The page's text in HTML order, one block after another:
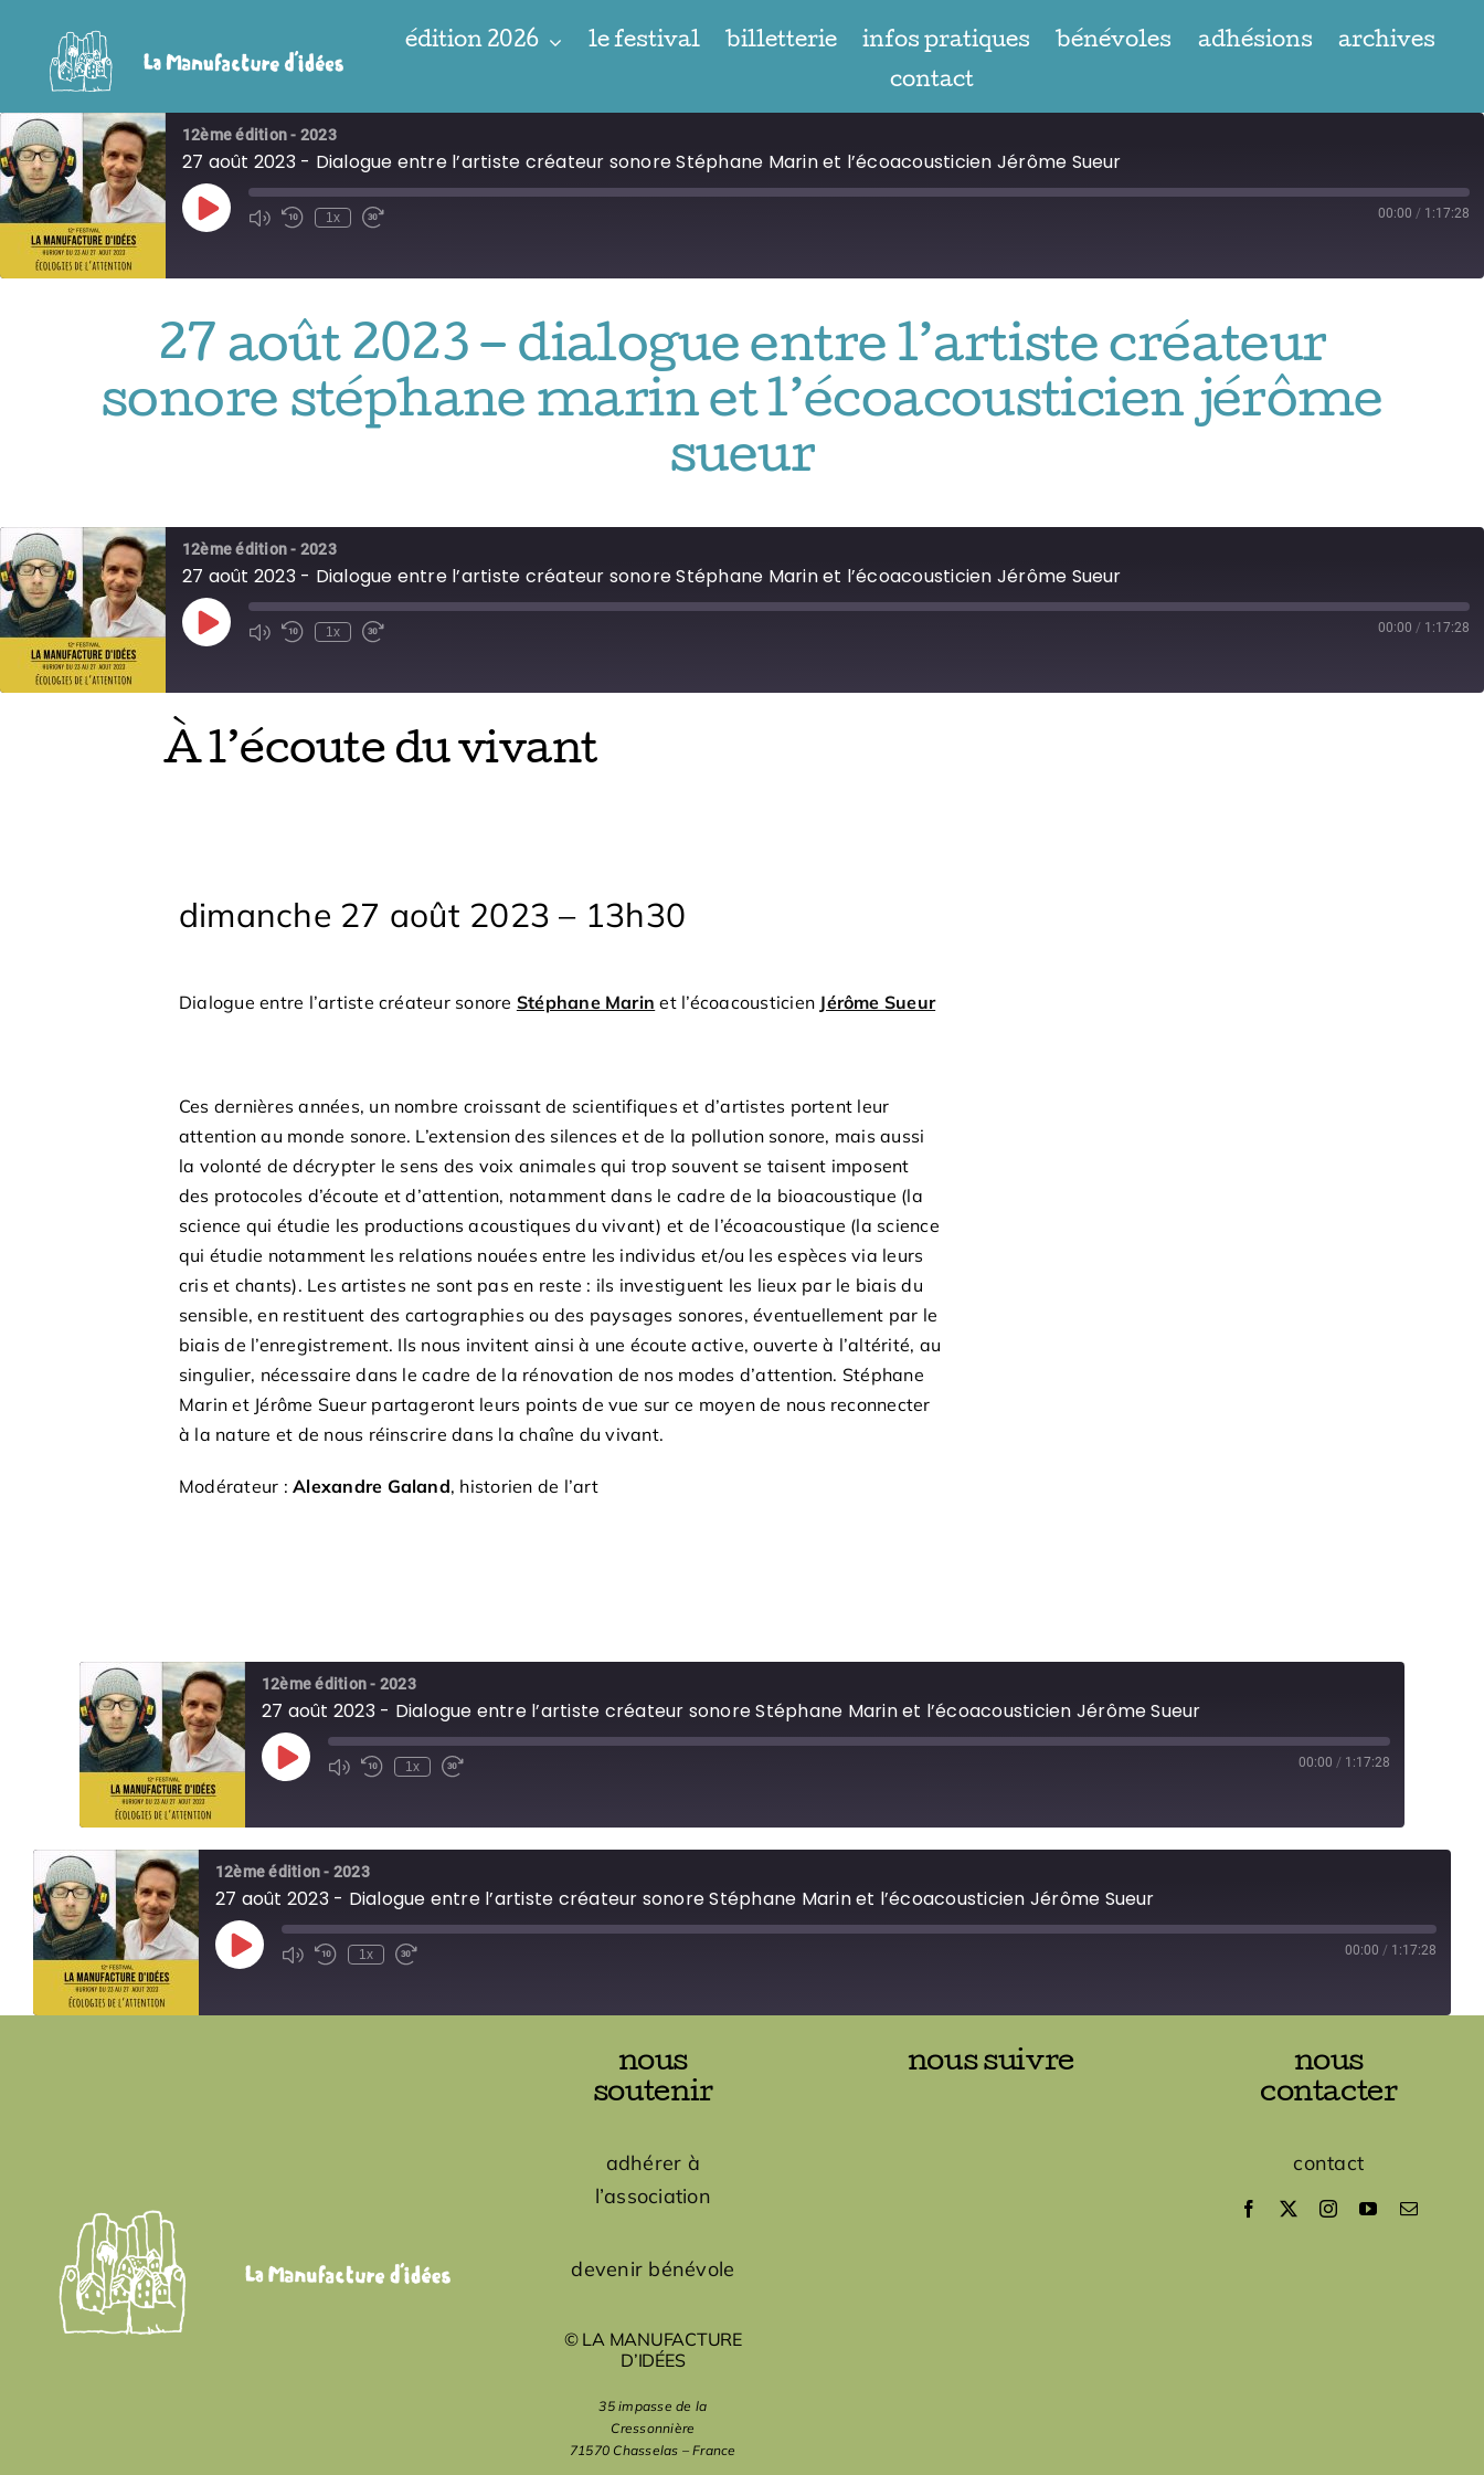
contenu
édition 2026 le festival billetterie infos pratiques bénévoles adhésions
archives
contact
12ème édition - 2023
27 août 2023 - Dialogue entre l’artiste créateur sonore Stéphane Marin et l’écoacousticien Jérôme Sueur
Play
Episode
1x 00:00 / 1:17:28
27 août 2023 – dialogue entre l’artiste créateur
sonore stéphane marin et l’écoacousticien jérôme
sueur
12ème édition - 2023
27 août 2023 - Dialogue entre l’artiste créateur sonore Stéphane Marin et l’écoacousticien Jérôme Sueur
Play
Episode
1x 00:00 / 1:17:28
À l’écoute du vivant
dimanche 27 août 2023 – 13h30
Dialogue entre l’artiste créateur sonore Stéphane Marin et l’écoacousticien Jérôme Sueur
Ces dernières années, un nombre croissant de scientifiques et d’artistes portent leur
attention au monde sonore. L’extension des silences et de la pollution sonore, mais aussi
la volonté de décrypter le sens des voix animales qui trop souvent se taisent imposent
des protocoles d’écoute et d’attention, notamment dans le cadre de la bioacoustique (la
science qui étudie les productions acoustiques du vivant) et de l’écoacoustique (la science
qui étudie notamment les relations nouées entre les individus et/ou les espèces via leurs
cris et chants). Les artistes ne sont pas en reste : ils investiguent les lieux par le biais du
sensible, en restituent des cartographies ou des paysages sonores, éventuellement par le
biais de l’enregistrement. Ils nous invitent ainsi à une écoute active, ouverte à l’altérité, au
singulier, nécessaire dans le cadre de la rénovation de nos modes d’attention. Stéphane
Marin et Jérôme Sueur partageront leurs points de vue sur ce moyen de nous reconnecter
à la nature et de nous réinscrire dans la chaîne du vivant.
Modérateur :Alexandre Galand, historien de l’art
12ème édition - 2023
27 août 2023 - Dialogue entre l’artiste créateur sonore Stéphane Marin et l’écoacousticien Jérôme Sueur
Play
Episode
1x 00:00 / 1:17:28
12ème édition - 2023
27 août 2023 - Dialogue entre l’artiste créateur sonore Stéphane Marin et l’écoacousticien Jérôme Sueur
Play
Episode
1x 00:00 / 1:17:28
nous
soutenir
adhérer à
l’association
devenir bénévole
© LA MANUFACTURE
D’IDÉES
35 impasse de la
Cressonnière
71570 Chasselas – France
nous suivre
nous
contacter
contact